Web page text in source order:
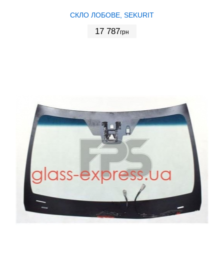
СКЛО ЛОБОВЕ, SEKURIT
17 787грн